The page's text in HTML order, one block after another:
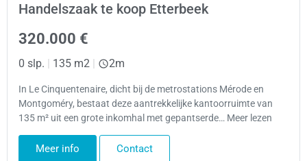
Handelszaak te koop Etterbeek
320.000 €
0 slp. | 135 m2 | 2m
In Le Cinquentenaire, dicht bij de metrostations Mérode en
Montgoméry, bestaat deze aantrekkelijke kantoorruimte van
135 m² uit een grote inkomhal met gepantserde… Meer lezen
Meer info Contact